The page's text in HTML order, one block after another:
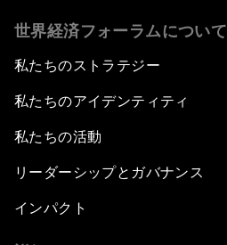
世界経済フォーラムについて
私たちのストラテジー
私たちのアイデンティティ
私たちの活動
リーダーシップとガバナンス
インパクト